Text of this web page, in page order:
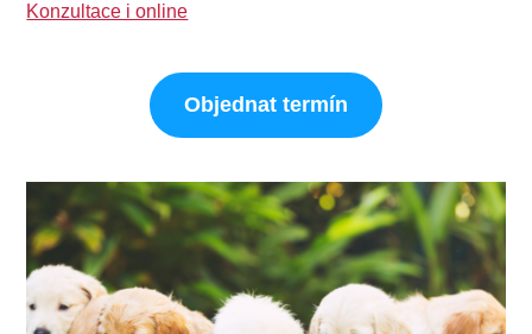
Konzultace i online
Objednat termín